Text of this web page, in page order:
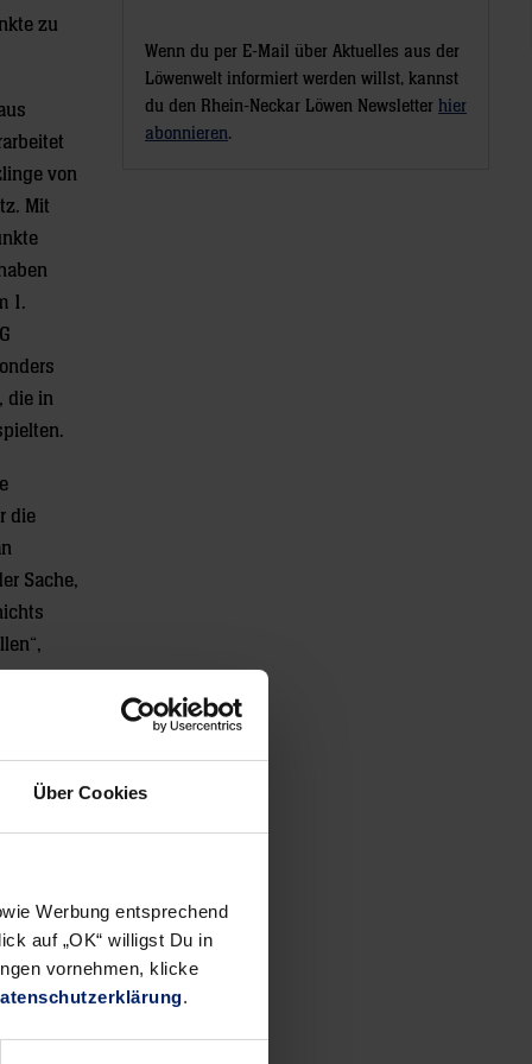
Über Cookies
Werbung entsprechend
auf „OK“ willigst Du in
vornehmen, klicke
.
zu
von
Mit
1.
die in
die
Sache,
Wenn du per E-Mail über Aktuelles aus der
Löwenwelt informiert werden willst, kannst
du den Rhein-Neckar Löwen Newsletter hier
abonnieren.